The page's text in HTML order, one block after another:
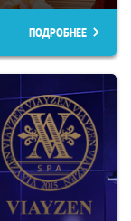
ПОДРОБНЕЕ